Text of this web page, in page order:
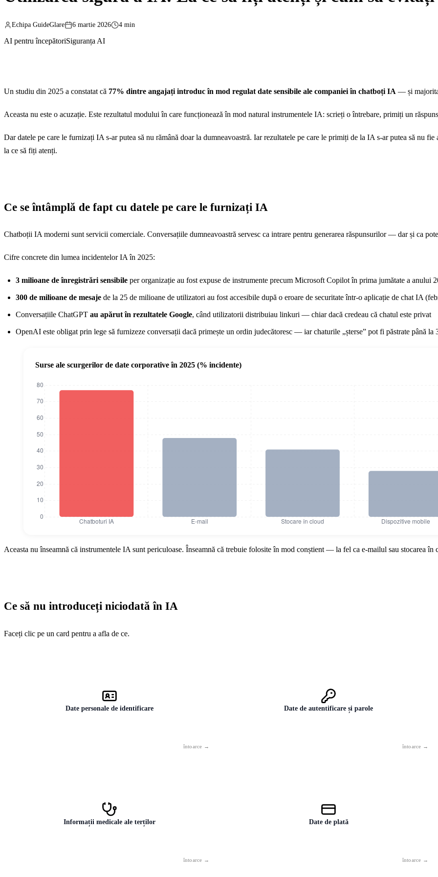
Echipa GuideGlare 6 martie 2026 4 min
AI pentru începătoriSiguranța AI
Un studiu din 2025 a constatat că 77% dintre angajați introduc în mod regulat date sensibile ale companiei în chatboți IA — și
Aceasta nu este o acuzație. Este rezultatul modului în care funcționează în mod natural instrumentele IA: scrieți o întrebare, primiți un
Dar datele pe care le furnizați IA s-ar putea să nu rămână doar la dumneavoastră. Iar rezultatele pe care le primiți de la IA s-ar putea să nu
la ce să fiți atenți.
Ce se întâmplă de fapt cu datele pe care le furnizați IA
Chatboții IA moderni sunt servicii comerciale. Conversațiile dumneavoastră servesc ca intrare pentru generarea răspunsurilor — dar și ca
Cifre concrete din lumea incidentelor IA în 2025:
3 milioane de înregistrări sensibile per organizație au fost expuse de instrumente precum Microsoft Copilot în prima jumătate a anului
300 de milioane de mesaje de la 25 de milioane de utilizatori au fost accesibile după o eroare de securitate într-o aplicație de chat IA
Conversațiile ChatGPT au apărut în rezultatele Google, când utilizatorii distribuiau linkuri — chiar dacă credeau că chatul este privat
OpenAI este obligat prin lege să furnizeze conversații dacă primește un ordin judecătoresc — iar chaturile „șterse” pot fi păstrate până la
Surse ale scurgerilor de date corporative în 2025 (% incidente)
Surse ale scurgerilor de date corporative în 2025 (% incidente)
Dispozitive mobile 28
Aceasta nu înseamnă că instrumentele IA sunt periculoase. Înseamnă că trebuie folosite în mod conștient — la fel ca e-mailul sau stocarea în
Ce să nu introduceți niciodată în IA
Faceți clic pe un card pentru a afla de ce.
Date personale de identificare Date de autentificare și parole
Informații medicale ale terților Date de plată